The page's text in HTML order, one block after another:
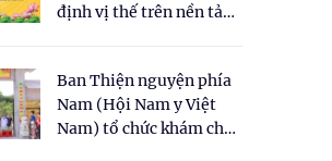
định vị thế trên nền tảng
Ban Thiện nguyện phía
Nam (Hội Nam y Việt
Nam) tổ chức khám chữa